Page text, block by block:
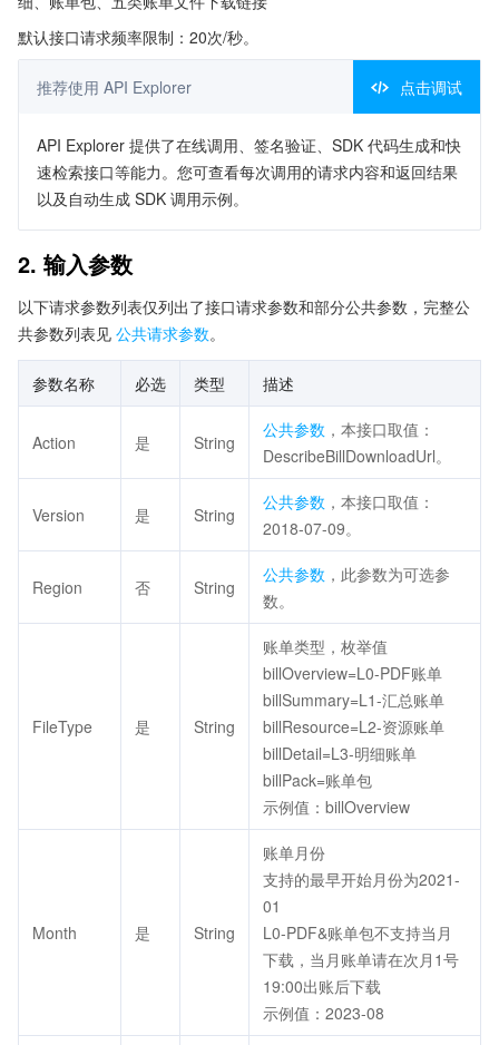
默认接口请求频率限制：20次/秒。
推荐使用 API Explorer 点击调试
API Explorer 提供了在线调用、签名验证、SDK 代码生成和快
速检索接口等能力。您可查看每次调用的请求内容和返回结果
以及自动生成 SDK 调用示例。
2. 输入参数
以下请求参数列表仅列出了接口请求参数和部分公共参数，完整公
共参数列表见 公共请求参数。
参数名称 必选 类型 描述
Action 是 String
公共参数 ，本接口取值：
DescribeBillDownloadUrl。
Version 是 String
公共参数 ，本接口取值：
2018-07-09。
Region 否 String
公共参数 ，此参数为可选参
数。
FileType 是 String
账单类型，枚举值
billOverview=L0-PDF账单
billSummary=L1-汇总账单
billResource=L2-资源账单
billDetail=L3-明细账单
billPack=账单包
示例值：billOverview
Month 是 String
账单月份
支持的最早开始月份为2021-
01
L0-PDF&账单包不支持当月
下载，当月账单请在次月1号
19:00出账后下载
示例值：2023-08